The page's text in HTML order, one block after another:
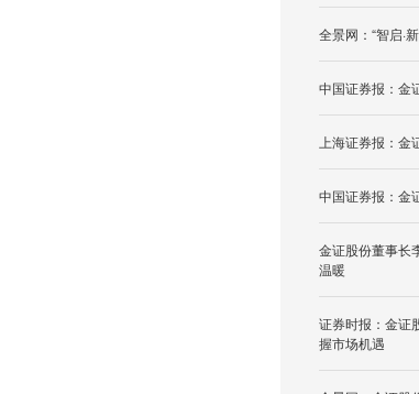
全景网：“智启·
中国证券报：金
上海证券报：
中国证券报：金
金证股份董事长
温暖
证券时报：金证
握市场机遇